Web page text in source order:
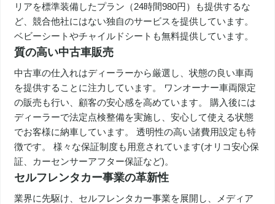
リアを標準装備したプラン（24時間980円）も提供するな
ど、競合他社にはない独自のサービスを提供しています。
ベビーシートやチャイルドシートも無料提供しています。
質の高い中古車販売
中古車の仕入れはディーラーから厳選し、状態の良い車両
を提供することに注力しています。 ワンオーナー車両限定
の販売も行い、顧客の安心感を高めています。 購入後には
ディーラーで法定点検整備を実施し、安心して使える状態
でお客様に納車しています。 透明性の高い諸費用設定も特
徴です。 様々な保証制度も用意されています(オリコ安心保
証、カーセンサーアフター保証など)。
セルフレンタカー事業の革新性
業界に先駆け、セルフレンタカー事業を展開し、メディア